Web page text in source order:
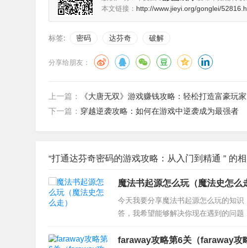
本文链接： http://www.jieyi.org/gonglei/
标签: 密码 达芬奇 破解
分享给朋友：
上一篇：
《大唐无双》游戏赚钱攻略：轻松打造富豪玩家
下一篇： 穿越逆袭攻略：如何在游戏中逆袭成为最强者
“打通达芬奇密码的游戏攻略：从入门到精通 ” 的
魔法书起源怎么玩（魔法史怎么
今天我要分享魔法书起源怎么玩的知
答，我希望能够解决你现在遇到的问
详解 详解怎么玩 2、魔法书有什么用
用 4、魔法书起...
faraway攻略第6关（faraway攻